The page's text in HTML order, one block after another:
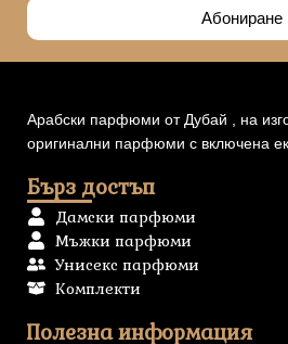
Абониране
Арабски парфюми от Дубай , на
оригинални парфюми с включена
Бърз достъп
Дамски парфюми
Мъжки парфюми
Унисекс парфюми
Комплекти
Полезна информация